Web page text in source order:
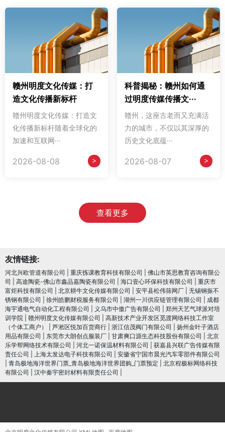
赣州明度文化传媒：打
造文化传播新标杆
赣州明度文化传媒：打造文
化传播新标杆随着全球化的
加速和互联网···
2026-08-08 >
科普揭秘：赣州如何通
过明度传媒传播文···
赣州，这座古老而又充满活
力的城市，不仅以其深厚的
历史文化底蕴···
2026-08-07 >
查看更多
友情链接:
河北兴欧管道有限公司 重庆拣课教育科技有限公司
佛山市英思教育咨询有限公
司
高途陶瓷-佛山市鑫品嘉陶瓷有限公司 海口壹心环保科技有限公司
重庆市
富炬科技有限公司
北京耕牛文化传媒有限公司 安平县松伟筛网厂
无锡钢振不
锈钢有限公司
徐州皓鹏财税服务有限公司 湖州一川供应链管理有限公司
成都
海宇通电气自动化工程有限公司
义乌市中傲广告有限公司
郑州天艺气球派对培
训学院
赣州明度文化传媒有限公司
高新技术产业开发区觅渡网络科技工作室
（个体工商户）
芦淞区悦加百货商行 浙江信茂阀门有限公司
扬州金叶子酒店
用品有限公司
东莞市大朗创点服装厂 甘肃爽口源生态科技股份有限公司
北京
乐学帮网络技术有限公司
河北一诺保温材料有限公司
获嘉县兴联广告传媒有限
责任公司
上海太发达电子科技有限公司
安徽省宁国市晨光汽车零部件有限公司
青岛极地海洋世界门票_青岛极地海洋世界团购_门票预定
北京程极标网络科技
有限公司
汉中秦宇密封材料有限责任公司